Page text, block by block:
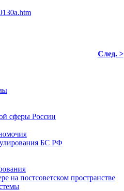
След. >
сферы России
БС РФ
на постсоветском пространстве